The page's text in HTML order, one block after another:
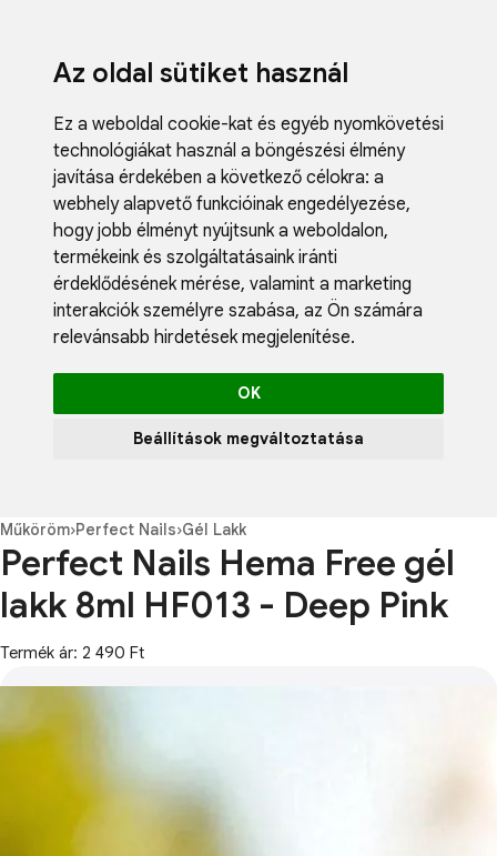
Az oldal sütiket használ
Ez a weboldal cookie-kat és egyéb nyomkövetési
technológiákat használ a böngészési élmény
javítása érdekében a következő célokra: a
webhely alapvető funkcióinak engedélyezése,
hogy jobb élményt nyújtsunk a weboldalon,
termékeink és szolgáltatásaink iránti
érdeklődésének mérése, valamint a marketing
interakciók személyre szabása, az Ön számára
relevánsabb hirdetések megjelenítése.
OK
Beállítások megváltoztatása
Blog
Műköröm›Perfect Nails›Gél Lakk
Perfect Nails Hema Free gél
lakk 8ml HF013 - Deep Pink
Termék ár: 2 490 Ft